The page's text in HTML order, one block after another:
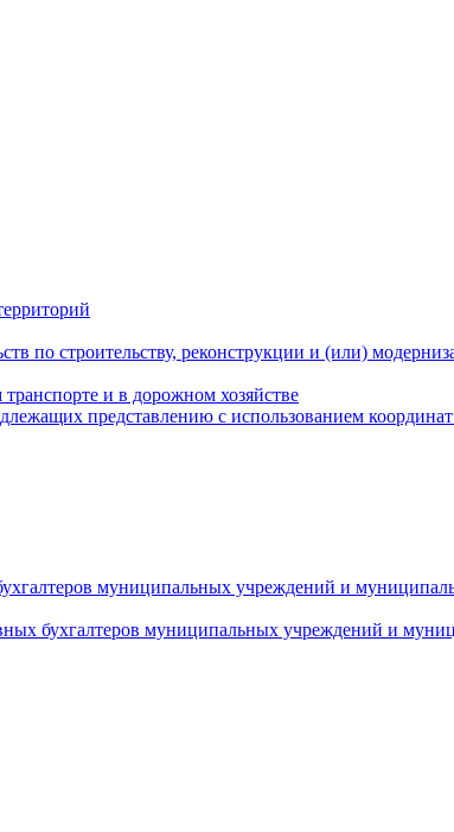
по строительству, реконструкции и (или)
и в дорожном хозяйстве
представлению с использованием
муниципальных учреждений и
бухгалтеров муниципальных учреждений и